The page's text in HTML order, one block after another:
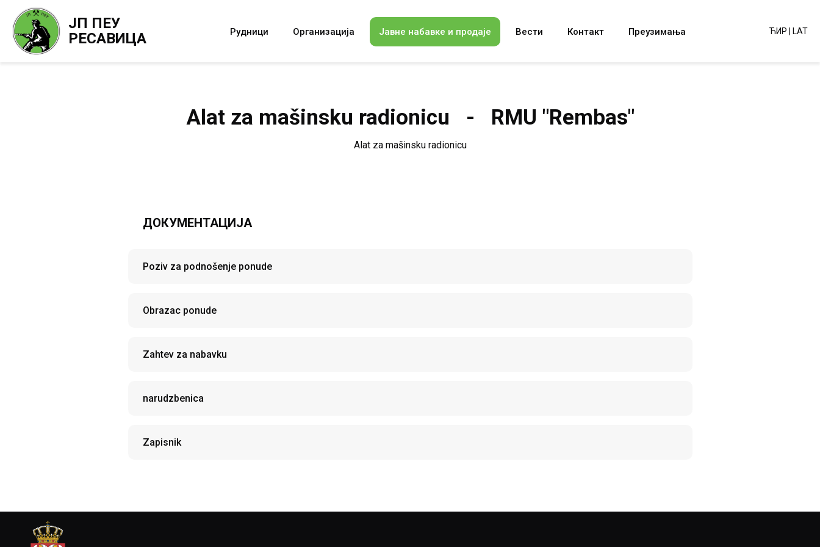
ЈП ПЕУ
РЕСАВИЦА
Рудници Организација Јавне набавке и продаје Вести Контакт Преузимања ЋИР LAT
Alat za mašinsku radionicu - RMU "Rembas"
Alat za mašinsku radionicu
ДОКУМЕНТАЦИЈА
Poziv za podnošenje ponude
Obrazac ponude
Zahtev za nabavku
narudzbenica
Zapisnik